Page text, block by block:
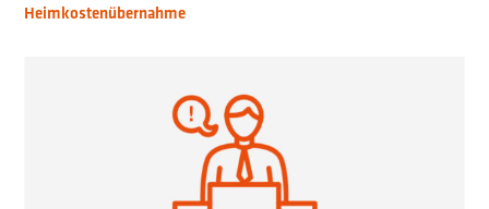
Heimkostenübernahme